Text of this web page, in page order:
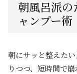
朝風呂派
ャンプー術
朝にサッと整えた
りつつ、短時間で